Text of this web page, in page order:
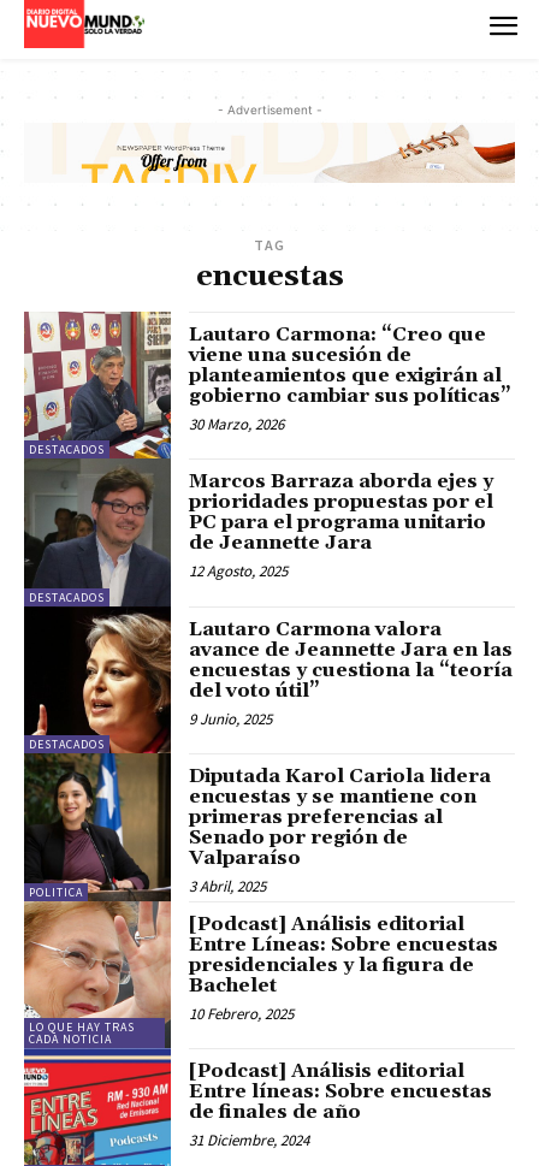
- Advertisement -
TAG
encuestas
DESTACADOS
Lautaro Carmona: “Creo que
viene una sucesión de
planteamientos que exigirán al
gobierno cambiar sus políticas”
30 Marzo, 2026
DESTACADOS
Marcos Barraza aborda ejes y
prioridades propuestas por el
PC para el programa unitario
de Jeannette Jara
12 Agosto, 2025
DESTACADOS
Lautaro Carmona valora
avance de Jeannette Jara en las
encuestas y cuestiona la “teoría
del voto útil”
9 Junio, 2025
POLITICA
Diputada Karol Cariola lidera
encuestas y se mantiene con
primeras preferencias al
Senado por región de
Valparaíso
3 Abril, 2025
LO QUE HAY TRAS
CADA NOTICIA
[Podcast] Análisis editorial
Entre Líneas: Sobre encuestas
presidenciales y la figura de
Bachelet
10 Febrero, 2025
[Podcast] Análisis editorial
Entre líneas: Sobre encuestas
de finales de año
31 Diciembre, 2024